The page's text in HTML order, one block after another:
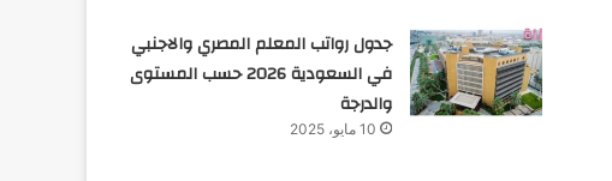
جدول رواتب المعلم المصري والاجنبي
في السعودية 2026 حسب المستوى
والدرجة
10 مايو، 2025